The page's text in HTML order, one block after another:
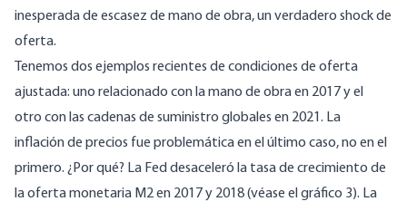
inesperada de escasez de mano de obra, un verdadero shock de
oferta.
Tenemos dos ejemplos recientes de condiciones de oferta
ajustada: uno relacionado con la mano de obra en 2017y el
otro con las cadenas de suministro globales en 2021. La
inflación de precios fue problemática en el último caso, no en el
primero. ¿Por qué? La Fed desaceleró la tasa de crecimiento de
la oferta monetaria M2 en 2017 y 2018 (véase el gráfico 3). La